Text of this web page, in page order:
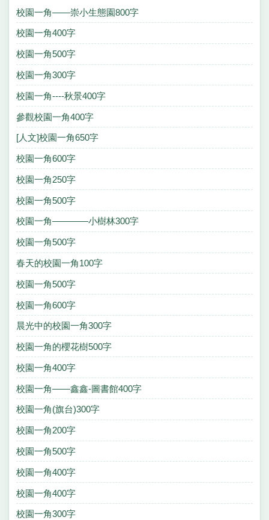
校園一角——崇小生態園800字
校園一角400字
校園一角500字
校園一角300字
校園一角----秋景400字
參觀校園一角400字
[人文]校園一角650字
校園一角600字
校園一角250字
校園一角500字
校園一角————小樹林300字
校園一角500字
春天的校園一角100字
校園一角500字
校園一角600字
晨光中的校園一角300字
校園一角的櫻花樹500字
校園一角400字
校園一角——鑫鑫-圖書館400字
校園一角(旗台)300字
校園一角200字
校園一角500字
校園一角400字
校園一角400字
校園一角300字